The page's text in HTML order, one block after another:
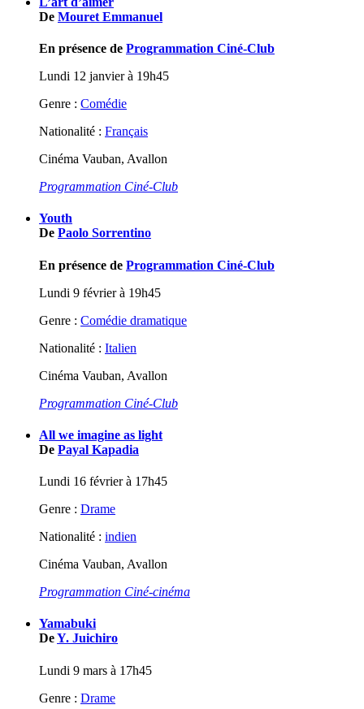
De Mouret Emmanuel
En présence de Programmation Ciné-Club
Lundi 12 janvier à 19h45
Genre : Comédie
Nationalité : Français
Cinéma Vauban, Avallon
Programmation Ciné-Club
Youth
De Paolo Sorrentino
En présence de Programmation Ciné-Club
Lundi 9 février à 19h45
Genre : Comédie dramatique
Nationalité : Italien
Cinéma Vauban, Avallon
Programmation Ciné-Club
All we imagine as light
De Payal Kapadia
Lundi 16 février à 17h45
Genre : Drame
Nationalité : indien
Cinéma Vauban, Avallon
Programmation Ciné-cinéma
Yamabuki
DeY. Juichiro
Lundi 9 mars à 17h45
Genre : Drame